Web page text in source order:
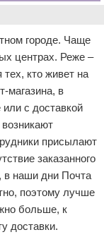
городе. Чаще
центрах. Реже –
кто живет на
магазина, в
или с доставкой
присылают
заказанного
в наши дни Почта
поэтому лучше
больше, к
доставки.